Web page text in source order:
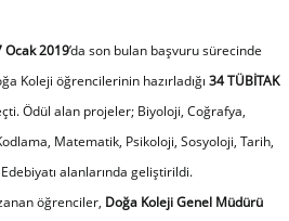
Ocak 2019’da son bulan başvuru sürecinde
Koleji öğrencilerinin hazırladığı 34 TÜBİTAK
Ödül alan projeler; Biyoloji, Coğrafya,
Matematik, Psikoloji, Sosyoloji, Tarih,
alanlarında geliştirildi.
öğrenciler, Doğa Koleji Genel Müdürü